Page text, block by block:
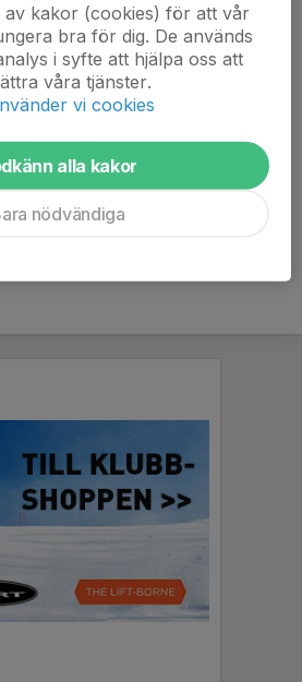
26 ett nytt samarbete med The Lift
via vår shop för klubbkläder. När det
beställningsfönster vi måste hålla
bland åkarna och vi ser gärna att
i klubbens fartdräkt.
>>
av kakor (cookies) för att vår
bra för dig. De används
i syfte att hjälpa oss att
våra tjänster.
vi cookies
alla kakor
nödvändiga